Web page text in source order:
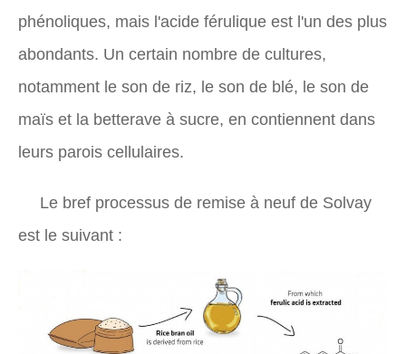
phénoliques, mais l'acide férulique est l'un des plus
abondants. Un certain nombre de cultures,
notamment le son de riz, le son de blé, le son de
maïs et la betterave à sucre, en contiennent dans
leurs parois cellulaires.
Le bref processus de remise à neuf de Solvay
est le suivant :